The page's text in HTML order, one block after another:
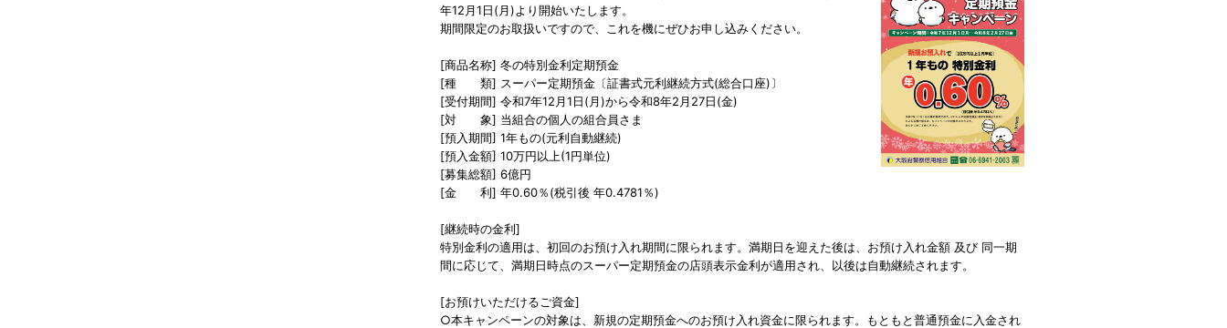
年12月1日(月)より開始いたします。
期間限定のお取扱いですので、これを機にぜひお申し込みください。
[商品名称] 冬の特別金利定期預金
[種 類] スーパー定期預金〔証書式元利継続方式(総合口座)〕
[受付期間] 令和7年12月1日(月)から令和8年2月27日(金)
[対 象] 当組合の個人の組合員さま
[預入期間] 1年もの(元利自動継続)
[預入金額] 10万円以上(1円単位)
[募集総額] 6億円
[金 利] 年0.60％(税引後 年0.4781％)
[継続時の金利]
特別金利の適用は、初回のお預け入れ期間に限られます。満期日を迎えた後は、お預け入れ金額 及び 同一期
間に応じて、満期日時点のスーパー定期預金の店頭表示金利が適用され、以後は自動継続されます。
[お預けいただけるご資金]
○本キャンペーンの対象は、新規の定期預金へのお預け入れ資金に限られます。もともと普通預金に入金され